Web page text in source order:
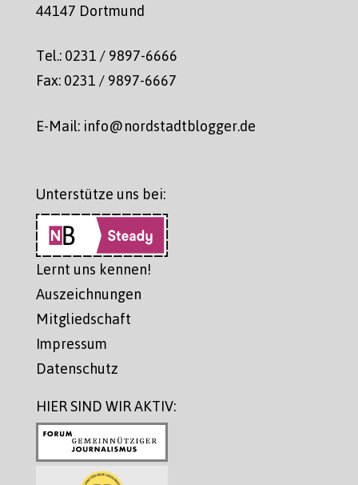
44147 Dortmund
Tel.: 0231 / 9897-6666
Fax: 0231 / 9897-6667
E-Mail: info@nordstadtblogger.de
Unterstütze uns bei:
Lernt uns kennen!
Auszeichnungen
Mitgliedschaft
Impressum
Datenschutz
HIER SIND WIR AKTIV: